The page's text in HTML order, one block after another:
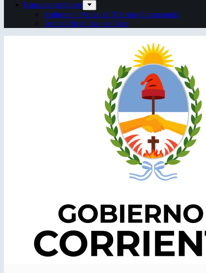
Espacios escénicos
Anfiteatro “Mario del Tránsito Cocomarola”
Teatro Oficial Juan de Vera